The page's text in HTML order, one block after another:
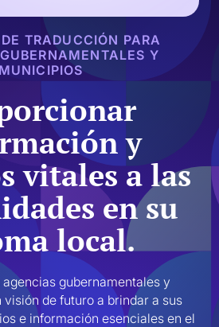
TRADUCCIÓN PARA
Y
MUNICIPIOS
y
vitales a las
en su
local.
gubernamentales y
de futuro a brindar a sus
e información esenciales en el